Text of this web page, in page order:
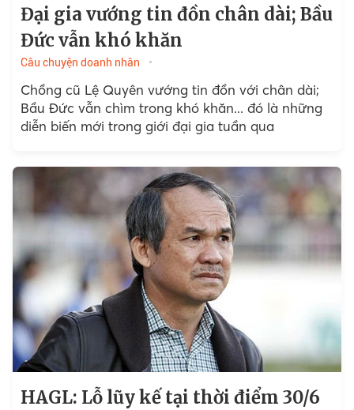
Đại gia vướng tin đồn chân dài; Bầu
Đức vẫn khó khăn
Câu chuyện doanh nhân
Chồng cũ Lệ Quyên vướng tin đồn với chân dài;
Bầu Đức vẫn chìm trong khó khăn... đó là những
diễn biến mới trong giới đại gia tuần qua
HAGL: Lỗ lũy kế tại thời điểm 30/6